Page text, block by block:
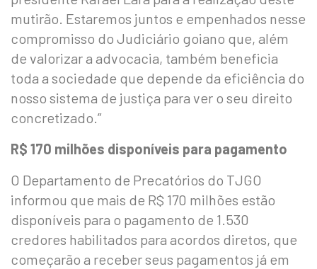
mutirão. Estaremos juntos e empenhados nesse
compromisso do Judiciário goiano que, além
de valorizar a advocacia, também beneficia
toda a sociedade que depende da eficiência do
nosso sistema de justiça para ver o seu direito
concretizado.”
R$ 170 milhões disponíveis para pagamento
O Departamento de Precatórios do TJGO
informou que mais de R$ 170 milhões estão
disponíveis para o pagamento de 1.530
credores habilitados para acordos diretos, que
começarão a receber seus pagamentos já em